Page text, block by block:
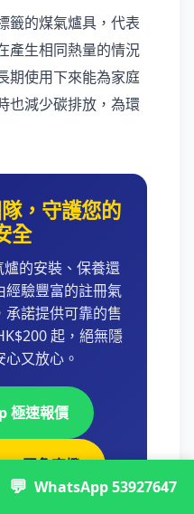
籤的煤氣爐具，代表
產生相同熱量的情況
期使用下來能為家庭
也減少碳排放，為環
，守護您的
全
的安裝、保養還
經驗豐富的註冊氣
承諾提供可靠的售
起，絕無隱
又放心。
極速報價
緊急直撥
💬 WhatsApp 53927647